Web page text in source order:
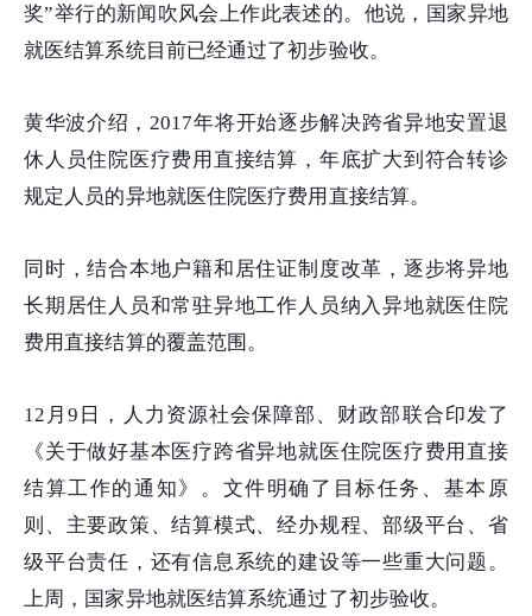
奖”举行的新闻吹风会上作此表述的。他说，国家异地
就医结算系统目前已经通过了初步验收。
黄华波介绍，2017年将开始逐步解决跨省异地安置退
休人员住院医疗费用直接结算，年底扩大到符合转诊
规定人员的异地就医住院医疗费用直接结算。
同时，结合本地户籍和居住证制度改革，逐步将异地
长期居住人员和常驻异地工作人员纳入异地就医住院
费用直接结算的覆盖范围。
12月9日，人力资源社会保障部、财政部联合印发了
《关于做好基本医疗跨省异地就医住院医疗费用直接
结算工作的通知》。文件明确了目标任务、基本原
则、主要政策、结算模式、经办规程、部级平台、省
级平台责任，还有信息系统的建设等一些重大问题。
上周，国家异地就医结算系统通过了初步验收。